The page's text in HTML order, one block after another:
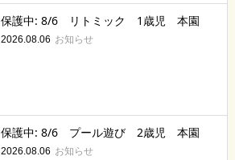
保護中: 8/6 リトミック 1歳児 本園
2026.08.06 お知らせ
保護中: 8/6 プール遊び 2歳児 本園
2026.08.06 お知らせ